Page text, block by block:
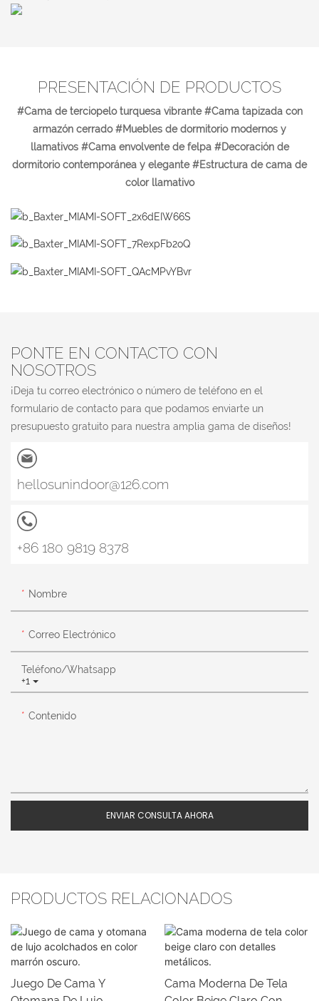
PRESENTACIÓN DE PRODUCTOS
#Cama de terciopelo turquesa vibrante #Cama tapizada con
armazón cerrado #Muebles de dormitorio modernos y
llamativos #Cama envolvente de felpa #Decoración de
dormitorio contemporánea y elegante #Estructura de cama de
color llamativo
PONTE EN CONTACTO CON
NOSOTROS
¡Deja tu correo electrónico o número de teléfono en el
formulario de contacto para que podamos enviarte un
presupuesto gratuito para nuestra amplia gama de diseños!
hellosunindoor@126.com
+86 180 9819 8378
Nombre
Correo Electrónico
+1
Teléfono/whatsapp
Contenido
ENVIAR CONSULTA AHORA
PRODUCTOS RELACIONADOS
Juego De Cama Y
Cama Moderna De Tela